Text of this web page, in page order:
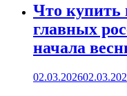
Что купить
главных
начала
02.03.2026